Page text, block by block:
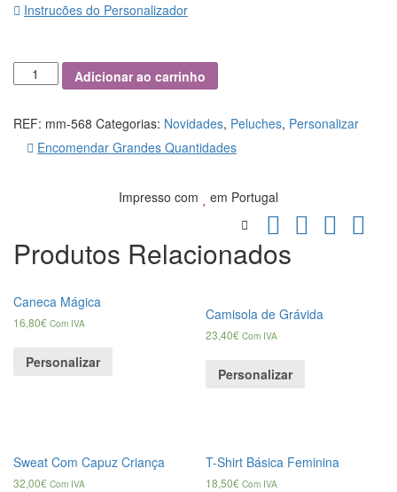
Instrucões do Personalizador
Quantidade
de
Raposa
Adicionar ao carrinho
REF: mm-568 Categorias: Novidades, Peluches, Personalizar
Encomendar Grandes Quantidades
Impresso com em Portugal
Produtos Relacionados
Caneca Mágica
16,80€ Com IVA
Personalizar
Camisola de Grávida
23,40€ Com IVA
Personalizar
Sweat Com Capuz Criança
32,00€ Com IVA
T-Shirt Básica Feminina
18,50€ Com IVA